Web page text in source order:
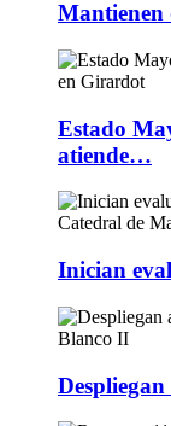
Mantienen
Estado
atiende…
Inician